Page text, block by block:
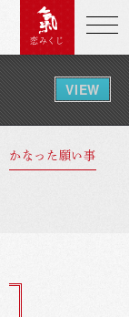
VIEW
恋みくじ
かなった願い事